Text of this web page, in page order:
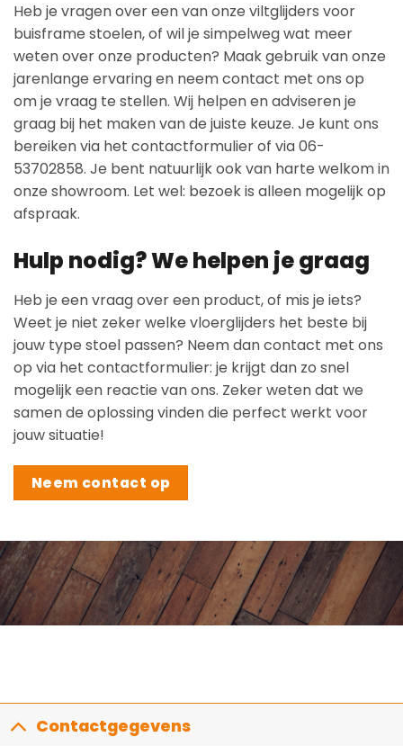
Heb je vragen over een van onze viltglijders voor
buisframe stoelen, of wil je simpelweg wat meer
weten over onze producten? Maak gebruik van onze
jarenlange ervaring en neem contact met ons op
om je vraag te stellen. Wij helpen en adviseren je
graag bij het maken van de juiste keuze. Je kunt ons
bereiken via het contactformulier of via 06-
53702858. Je bent natuurlijk ook van harte welkom in
onze showroom. Let wel: bezoek is alleen mogelijk op
afspraak.
Hulp nodig? We helpen je graag
Heb je een vraag over een product, of mis je iets?
Weet je niet zeker welke vloerglijders het beste bij
jouw type stoel passen? Neem dan contact met ons
op via het contactformulier: je krijgt dan zo snel
mogelijk een reactie van ons. Zeker weten dat we
samen de oplossing vinden die perfect werkt voor
jouw situatie!
Neem contact op
Contactgegevens